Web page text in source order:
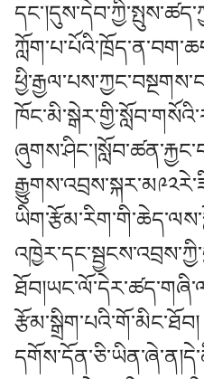
རྩོམ་སྒྲིག་པའི་གོ་མིང་ཐོབ།